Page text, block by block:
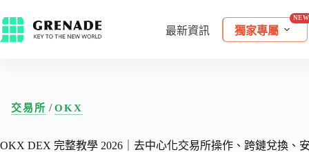
最新資訊 獨家專屬
交易所 /OKX
OKX DEX 完整教學 2026｜去中心化交易所操作、跨鏈兌換、